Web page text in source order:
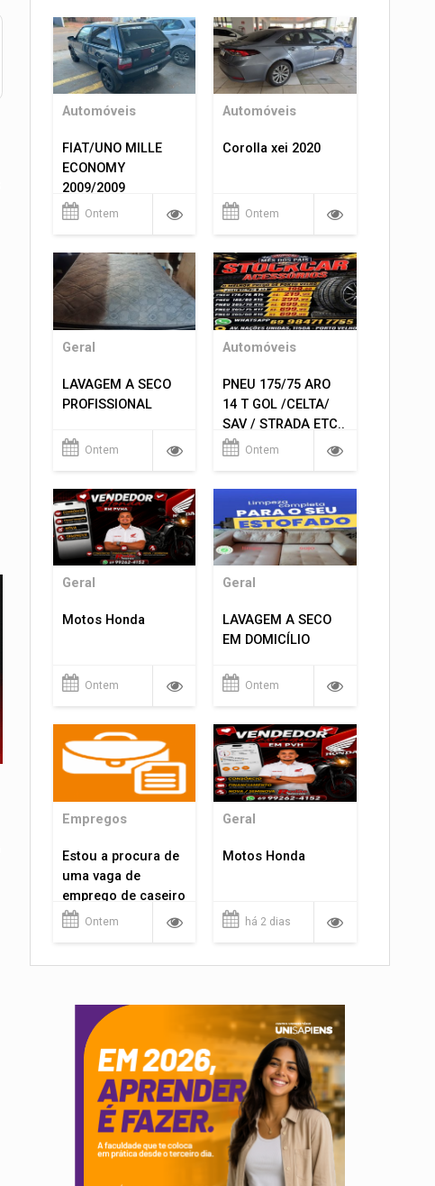
Automóveis
FIAT/UNO MILLE
ECONOMY
2009/2009
Ontem
Automóveis
Corolla xei 2020
Ontem
Geral
LAVAGEM A SECO
PROFISSIONAL
Ontem
Automóveis
PNEU 175/75 ARO
14 T GOL /CELTA/
SAV / STRADA ETC..
R$ 219,99
Ontem
Geral
Motos Honda
Ontem
Geral
LAVAGEM A SECO
EM DOMICÍLIO
Ontem
Empregos
Estou a procura de
uma vaga de
emprego de caseiro
em porto velho
Ontem
Geral
Motos Honda
há 2 dias